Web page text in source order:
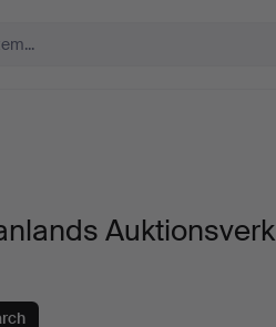
Auktionsverk